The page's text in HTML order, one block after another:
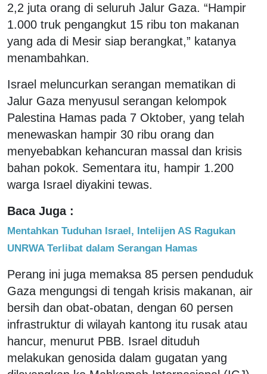
2,2 juta orang di seluruh Jalur Gaza. “Hampir
1.000 truk pengangkut 15 ribu ton makanan
yang ada di Mesir siap berangkat,” katanya
menambahkan.
Israel meluncurkan serangan mematikan di
Jalur Gaza menyusul serangan kelompok
Palestina Hamas pada 7 Oktober, yang telah
menewaskan hampir 30 ribu orang dan
menyebabkan kehancuran massal dan krisis
bahan pokok. Sementara itu, hampir 1.200
warga Israel diyakini tewas.
Baca Juga :
Mentahkan Tuduhan Israel, Intelijen AS Ragukan
UNRWA Terlibat dalam Serangan Hamas
Perang ini juga memaksa 85 persen penduduk
Gaza mengungsi di tengah krisis makanan, air
bersih dan obat-obatan, dengan 60 persen
infrastruktur di wilayah kantong itu rusak atau
hancur, menurut PBB. Israel dituduh
melakukan genosida dalam gugatan yang